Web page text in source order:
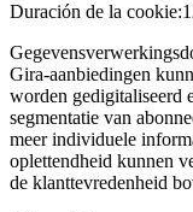
Duración de la cookie:
Gira-aanbiedingen
worden gedigitaliseerd
segmentatie van
meer individuele
oplettendheid kunnen
de klanttevredenheid